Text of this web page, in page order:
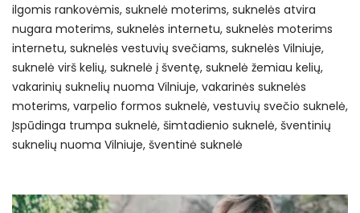
ilgomis rankovėmis suknelė moterims suknelės atvira
nugara moterims suknelės internetu suknelės moterims
internetu suknelės vestuvių svečiams suknelės Vilniuje
suknelė virš kelių suknelė į šventę suknelė žemiau kelių
vakarinių suknelių nuoma Vilniuje vakarinės suknelės
moterims varpelio formos suknelė vestuvių svečio suknelė
Įspūdinga trumpa suknelė šimtadienio suknelė šventinių
suknelių nuoma Vilniuje šventinė suknelė